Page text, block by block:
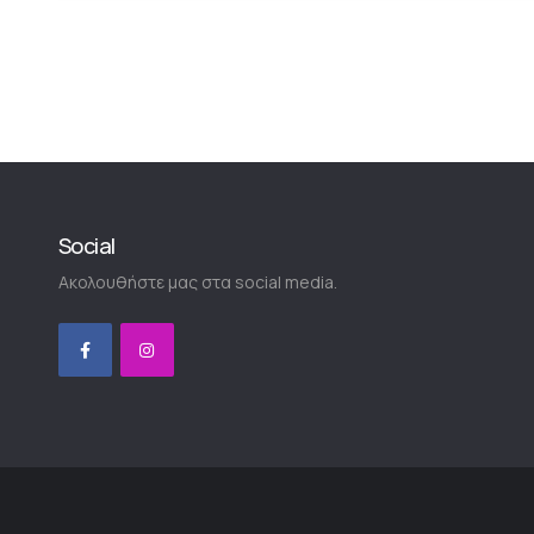
Social
Ακολουθήστε μας στα social media.